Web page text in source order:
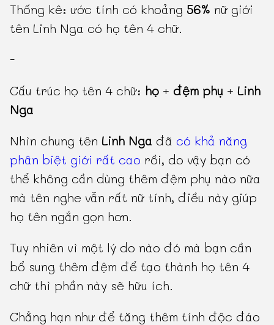
Thống kê: ước tính có khoảng 56% nữ giới
tên Linh Nga có họ tên 4 chữ.
-
Cấu trúc họ tên 4 chữ: họ +đệm phụ +Linh
Nga
Nhìn chung tênLinh Nga đã có khả năng
phân biệt giới rất cao rồi, do vậy bạn có
thể không cần dùng thêm đệm phụ nào nữa
mà tên nghe vẫn rất nữ tính, điều này giúp
họ tên ngắn gọn hơn.
Tuy nhiên vì một lý do nào đó mà bạn cần
bổ sung thêm đệm để tạo thành họ tên 4
chữ thì phần này sẽ hữu ích.
Chẳng hạn như để tăng thêm tính độc đáo